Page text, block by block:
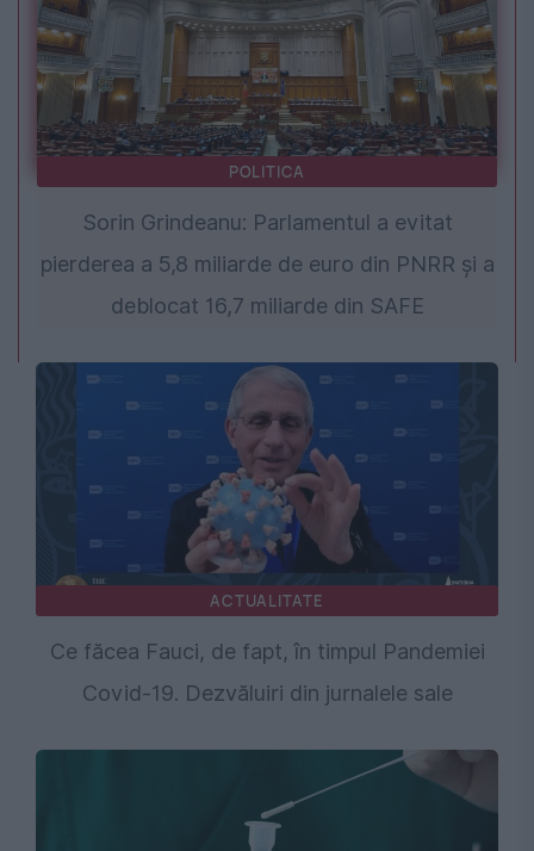
POLITICA
Sorin Grindeanu: Parlamentul a evitat
pierderea a 5,8 miliarde de euro din PNRR și a
deblocat 16,7 miliarde din SAFE
ACTUALITATE
Ce făcea Fauci, de fapt, în timpul Pandemiei
Covid-19. Dezvăluiri din jurnalele sale